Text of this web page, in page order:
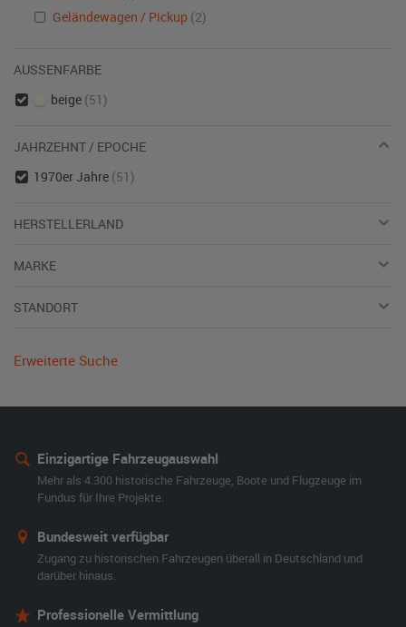
Geländewagen / Pickup (2)
AUSSENFARBE
beige (51)
JAHRZEHNT / EPOCHE
1970er Jahre (51)
HERSTELLERLAND
MARKE
STANDORT
Erweiterte Suche
Einzigartige Fahrzeugauswahl
Mehr als 4.300 historische Fahrzeuge, Boote und Flugzeuge im
Fundus für Ihre Projekte.
Bundesweit verfügbar
Zugang zu historischen Fahrzeugen überall in Deutschland und
darüber hinaus.
Professionelle Vermittlung